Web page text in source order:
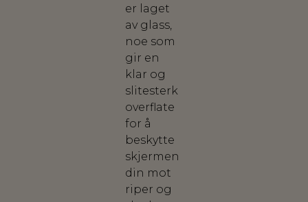
er laget
av glass,
noe som
gir en
klar og
slitesterk
overflate
for å
beskytte
skjermen
din mot
riper og